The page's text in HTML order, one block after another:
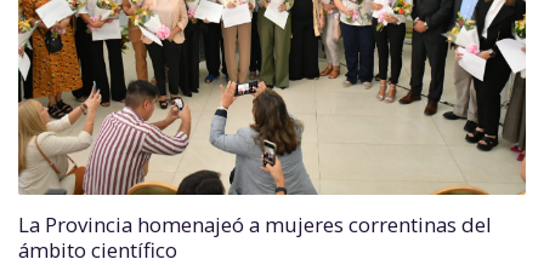
La Provincia homenajeó a mujeres correntinas del
ámbito científico